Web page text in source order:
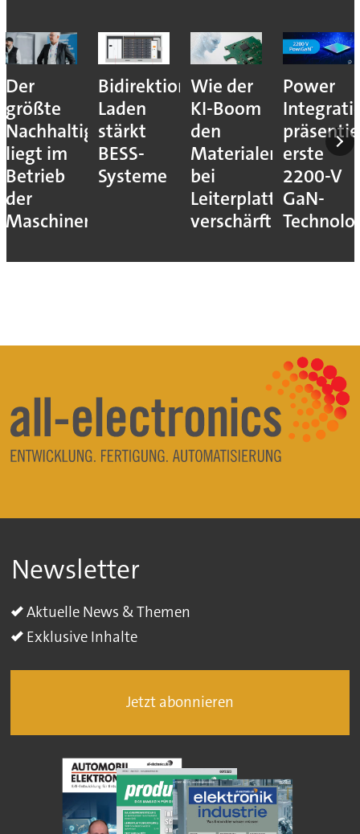
Der
größte
Nachhaltigkeitshebel
liegt im
Betrieb
der
Maschinen
Bidirektionales
Laden
stärkt
BESS-
Systeme
Wie der
KI-Boom
den
Materialengpass
bei
Leiterplatten
verschärft
Power
erste
2200-V
GaN-
Newsletter
Aktuelle News & Themen
Exklusive Inhalte
Jetzt abonnieren